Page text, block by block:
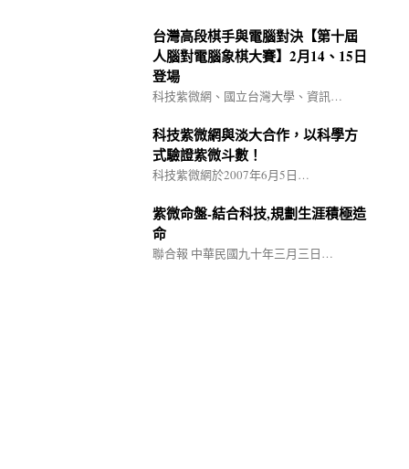
台灣高段棋手與電腦對決【第十屆
人腦對電腦象棋大賽】2月14、15日
登場
科技紫微網、國立台灣大學、資訊…
科技紫微網與淡大合作，以科學方
式驗證紫微斗數！
科技紫微網於2007年6月5日…
紫微命盤-結合科技,規劃生涯積極造
命
聯合報 中華民國九十年三月三日…